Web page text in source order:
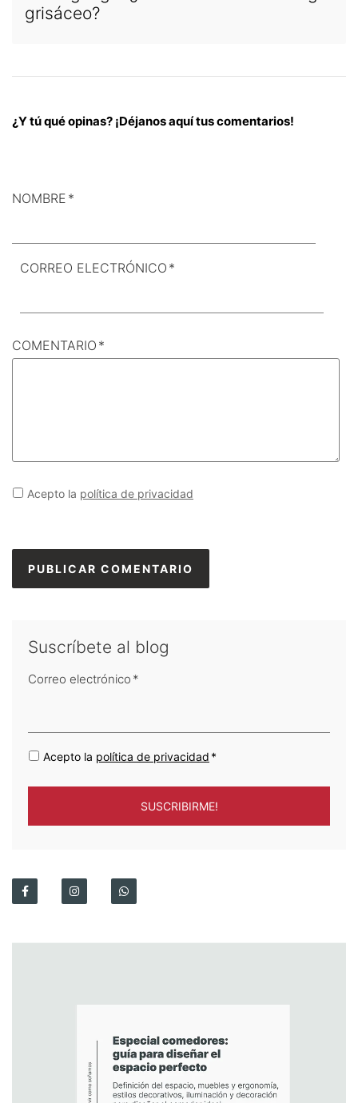
grisáceo?
¿Y tú qué opinas? ¡Déjanos aquí tus comentarios!
NOMBRE *
CORREO ELECTRÓNICO *
COMENTARIO *
Acepto la política de privacidad
Suscríbete al blog
Correo electrónico *
Acepto la política de privacidad *